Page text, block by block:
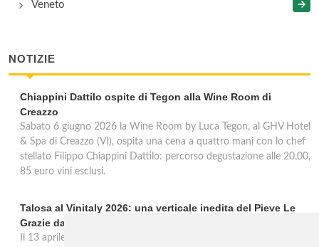
Veneto
NOTIZIE
Chiappini Dattilo ospite di Tegon alla Wine Room di
Creazzo
Sabato 6 giugno 2026 la Wine Room by Luca Tegon, al GHV Hotel
& Spa di Creazzo (VI), ospita una cena a quattro mani con lo chef
stellato Filippo Chiappini Dattilo: percorso degustazione alle 20.00,
85 euro vini esclusi.
Talosa al Vinitaly 2026: una verticale inedita del Pieve Le
Grazie dal 2016 al 2020
Il 13 aprile 2026 al Vinitaly, Talosa presenta la verticale inedita del